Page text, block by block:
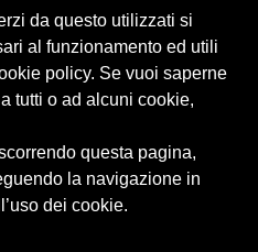
da questo utilizzati si
al funzionamento ed utili
policy. Se vuoi saperne
tutti o ad alcuni cookie,
questa pagina,
la navigazione in
dei cookie.